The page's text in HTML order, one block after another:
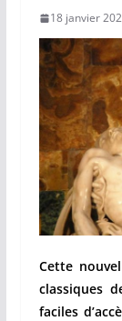
18 janvier
Cette
classiques
faciles